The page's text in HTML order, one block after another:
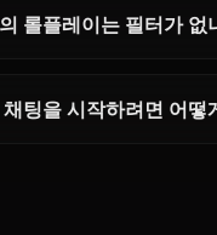
롤플레이는 필터가 없
팅을 시작하려면 어떻